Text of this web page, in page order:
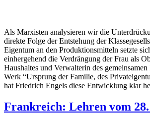
Als Marxisten analysieren wir die
direkte Folge der Entstehung der
Eigentum an den Produktionsmitteln setzte
einhergehend die Verdrängung der Frau als
Haushaltes und Verwalterin des
Werk “Ursprung der Familie, des
hat Friedrich Engels diese Entwicklung klar
Frankreich: Lehren vom